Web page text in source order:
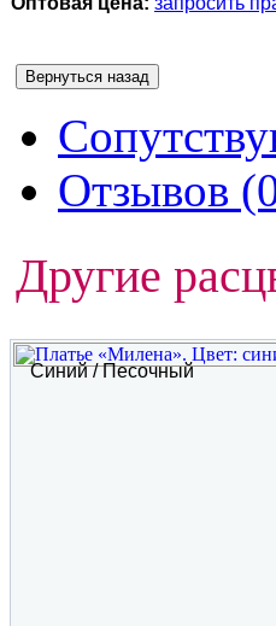
Отзывов
Другие
Синий / Песочный